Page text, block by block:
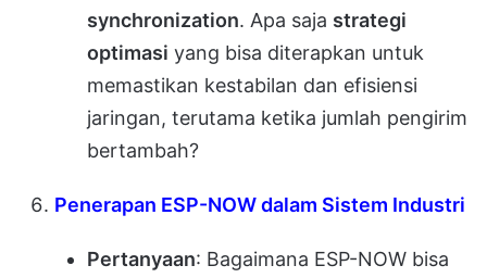
synchronization. Apa saja strategi
optimasi yang bisa diterapkan untuk
memastikan kestabilan dan efisiensi
jaringan, terutama ketika jumlah pengirim
bertambah?
Penerapan ESP-NOW dalam Sistem Industri
Pertanyaan: Bagaimana ESP-NOW bisa